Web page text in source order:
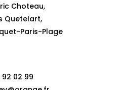
Choteau,
Quetelart,
Paris-Plage
92 02 99